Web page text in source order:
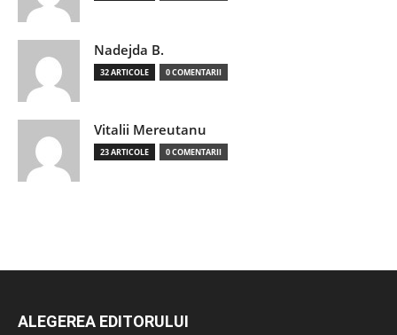
Nadejda B.
32 ARTICOLE 0 COMENTARII
Vitalii Mereutanu
23 ARTICOLE 0 COMENTARII
ALEGEREA EDITORULUI